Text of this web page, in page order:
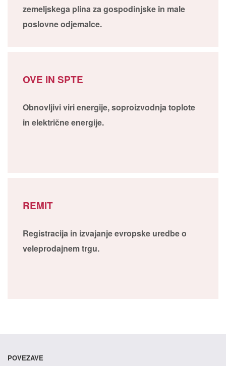
zemeljskega plina za gospodinjske in male
poslovne odjemalce.
OVE IN SPTE
Obnovljivi viri energije, soproizvodnja toplote
in električne energije.
REMIT
Registracija in izvajanje evropske uredbe o
veleprodajnem trgu.
POVEZAVE